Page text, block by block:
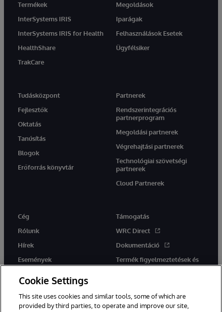
Termékek
InterSystems IRIS
InterSystems IRIS for Health
HealthShare
TrakCare
Megoldások
Iparágak
Felhasználások Esetek
Ügyfélsiker
Tudásközpont
Fejlesztők
Oktatás
Tanúsítás
Blogok
Erőforrás könyvtár
Partnerek
Rendszerintegrációs
partnerprogram
Megoldási partnerek
Végrehajtási partnerek
Technológiai szövetségi
partnerek
Cloud Partnerek
Cég
Rólunk
Hírek
Események
Támogatás
WRC Direct
Dokumentáció
Termék figyelmeztetések és
tanácsok
Cookie Settings
This site uses cookies and similar tools, some of which are
provided by third parties, to operate and improve our site,